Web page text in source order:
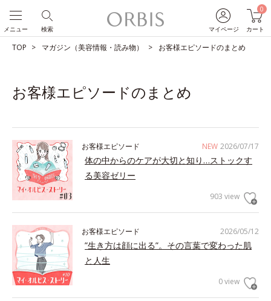
マイページ
0
カート
検索
メニュー
TOP マガジン（美容情報・読み物） お客様エピソードのまとめ
お客様エピソードのまとめ
NEW 2026/07/17
お客様エピソード
体の中からのケアが大切と知り…ストックす
る美容ゼリー
903 view
2026/05/12
お客様エピソード
”生き方は顔に出る”。その言葉で変わった肌
と人生
0 view